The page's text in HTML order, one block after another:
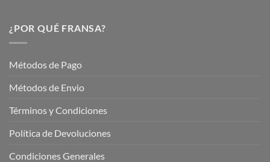
¿POR QUÉ FRANSA?
Métodos de Pago
Métodos de Envio
Términos y Condiciones
Política de Devoluciones
Condiciones Generales